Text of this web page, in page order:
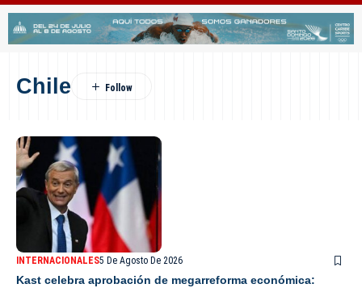
Chile
INTERNACIONALES5 De Agosto De 2026
Kast celebra aprobación de megarreforma económica: